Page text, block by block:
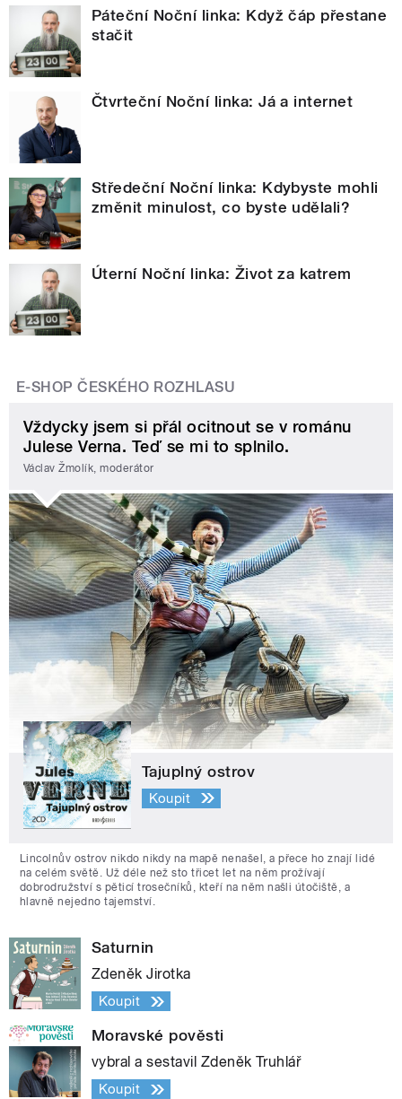
Páteční Noční linka: Když čáp přestane
stačit
Čtvrteční Noční linka: Já a internet
Středeční Noční linka: Kdybyste mohli
změnit minulost, co byste udělali?
Úterní Noční linka: Život za katrem
E-SHOP ČESKÉHO ROZHLASU
Vždycky jsem si přál ocitnout se v románu
Julese Verna. Teď se mi to splnilo.
Václav Žmolík, moderátor
Tajuplný ostrov
Koupit
Lincolnův ostrov nikdo nikdy na mapě nenašel, a přece ho znají lidé
na celém světě. Už déle než sto třicet let na něm prožívají
dobrodružství s pěticí trosečníků, kteří na něm našli útočiště, a
hlavně nejedno tajemství.
Saturnin
Zdeněk Jirotka
Koupit
Moravské pověsti
vybral a sestavil Zdeněk Truhlář
Koupit